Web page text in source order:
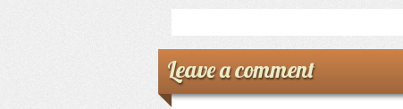
Leave a comment